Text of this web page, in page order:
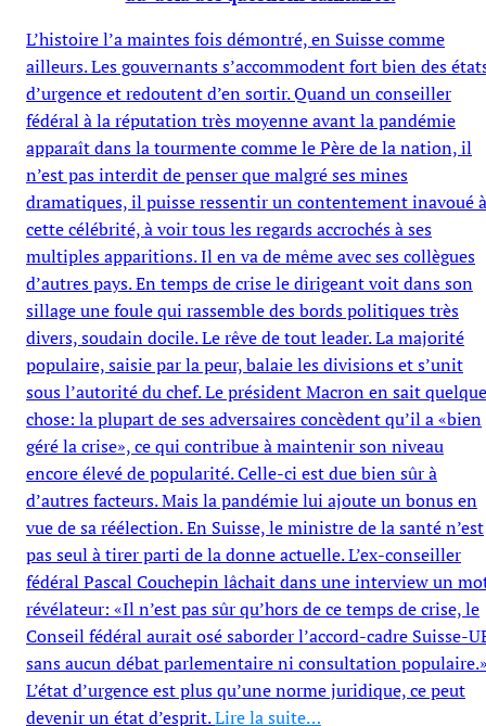
L’histoire l’a maintes fois démontré, en Suisse comme
ailleurs. Les gouvernants s’accommodent fort bien des
d’urgence et redoutent d’en sortir. Quand un conseiller
fédéral à la réputation très moyenne avant la pandémie
apparaît dans la tourmente comme le Père de la nation, il
n’est pas interdit de penser que malgré ses mines
dramatiques, il puisse ressentir un contentement inavoué à
cette célébrité, à voir tous les regards accrochés à ses
multiples apparitions. Il en va de même avec ses collègues
d’autres pays. En temps de crise le dirigeant voit dans son
sillage une foule qui rassemble des bords politiques très
divers, soudain docile. Le rêve de tout leader. La majorité
populaire, saisie par la peur, balaie les divisions et s’unit
sous l’autorité du chef. Le président Macron en sait quelque
chose: la plupart de ses adversaires concèdent qu’il a «bien
géré la crise», ce qui contribue à maintenir son niveau
encore élevé de popularité. Celle-ci est due bien sûr à
d’autres facteurs. Mais la pandémie lui ajoute un bonus en
vue de sa réélection. En Suisse, le ministre de la santé n’est
pas seul à tirer parti de la donne actuelle. L’ex-conseiller
fédéral Pascal Couchepin lâchait dans une interview un
révélateur: «Il n’est pas sûr qu’hors de ce temps de crise, le
Conseil fédéral aurait osé saborder l’accord-cadre Suisse-
sans aucun débat parlementaire ni consultation
L’état d’urgence est plus qu’une norme juridique, ce peut
devenir un état d’esprit.Lire la suite…